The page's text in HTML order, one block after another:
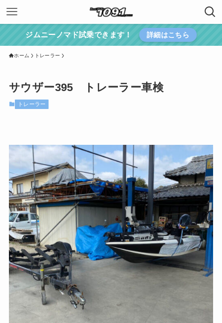
ジムニーノマド試乗できます！ 詳細はこちら
ホーム トレーラー
サウザー395 トレーラー車検
トレーラー